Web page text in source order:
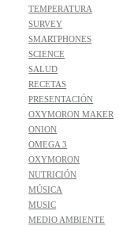
TEMPERATURA
SURVEY
SMARTPHONES
SCIENCE
SALUD
RECETAS
PRESENTACIÓN
OXYMORON MAKER
ONION
OMEGA 3
OXYMORON
NUTRICIÓN
MÚSICA
MUSIC
MEDIO AMBIENTE